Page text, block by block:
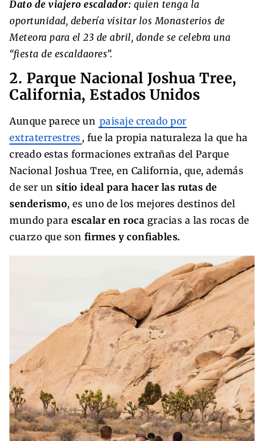
Dato de viajero escalador: quien tenga la
oportunidad, debería visitar los Monasterios de
Meteora para el 23 de abril, donde se celebra una
“fiesta de escaldaores”.
2. Parque Nacional Joshua Tree,
California, Estados Unidos
Aunque parece un paisaje creado por
extraterrestres , fue la propia naturaleza la que ha
creado estas formaciones extrañas del Parque
Nacional Joshua Tree, en California, que, además
de ser un sitio ideal para hacer las rutas de
senderismo, es uno de los mejores destinos del
mundo para escalar en roca gracias a las rocas de
cuarzo que son firmes y confiables.